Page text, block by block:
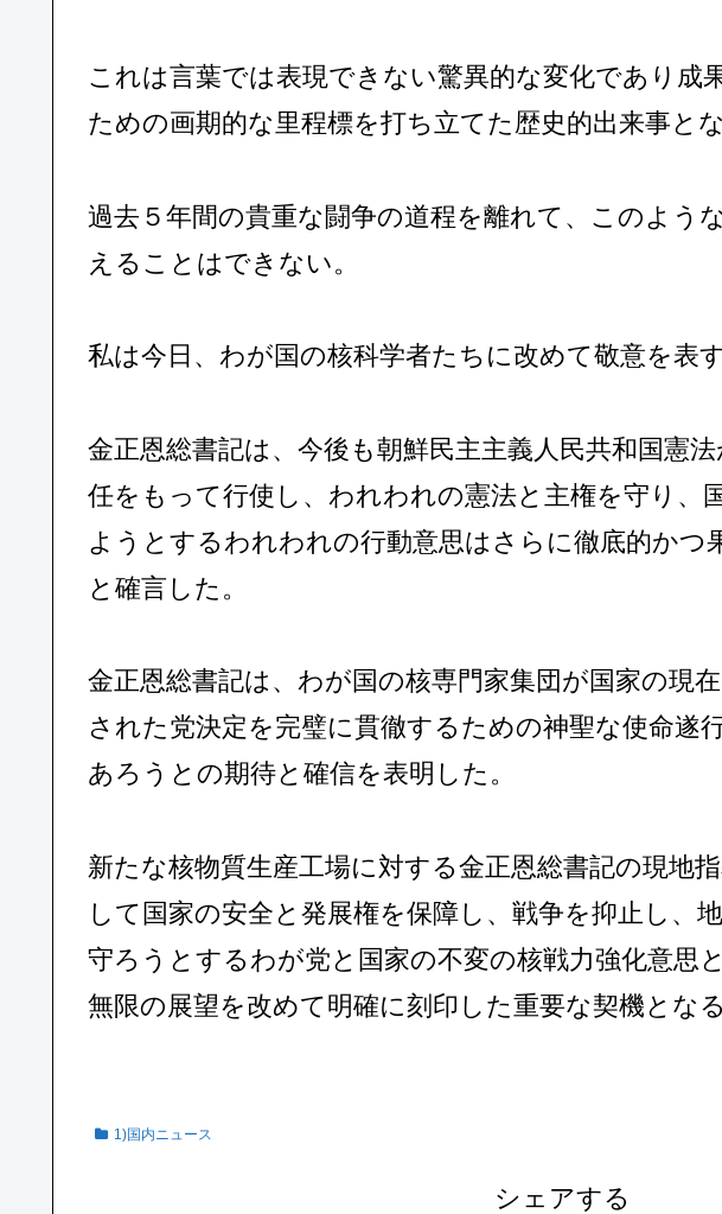
これは言葉では表現できない驚異的な変化であり成
ための画期的な里程標を打ち立てた歴史的出来事とな
過去５年間の貴重な闘争の道程を離れて、このよう
えることはできない。
私は今日、わが国の核科学者たちに改めて敬意を表す
金正恩総書記は、今後も朝鮮民主主義人民共和国憲
任をもって行使し、われわれの憲法と主権を守り、
ようとするわれわれの行動意思はさらに徹底的かつ
と確言した。
金正恩総書記は、わが国の核専門家集団が国家の現
された党決定を完璧に貫徹するための神聖な使命遂
あろうとの期待と確信を表明した。
新たな核物質生産工場に対する金正恩総書記の現地
して国家の安全と発展権を保障し、戦争を抑止し、
守ろうとするわが党と国家の不変の核戦力強化意思
無限の展望を改めて明確に刻印した重要な契機となる
1)国内ニュース
シェアする